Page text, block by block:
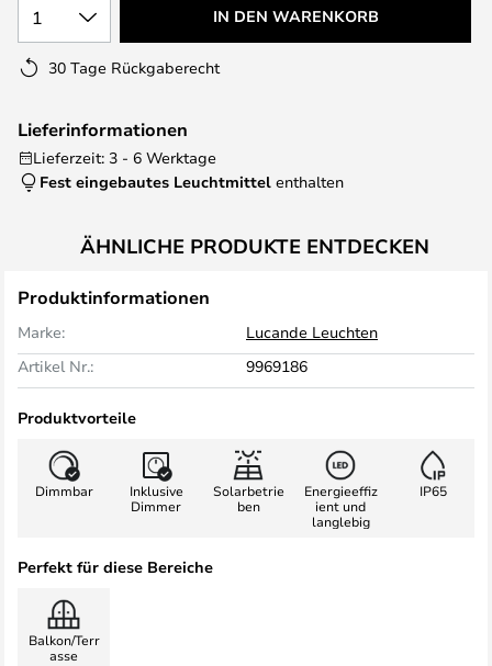
1 IN DEN WARENKORB
30 Tage Rückgaberecht
Lieferinformationen
Lieferzeit: 3 - 6 Werktage
Fest eingebautes Leuchtmittel enthalten
ÄHNLICHE PRODUKTE ENTDECKEN
Produktinformationen
Marke:
Lucande Leuchten
Artikel Nr.:
9969186
Produktvorteile
Dimmbar
Inklusive
Dimmer
Solarbetrie
ben
Energieeffiz
ient und
langlebig
IP65
Perfekt für diese Bereiche
Balkon/Terr
asse